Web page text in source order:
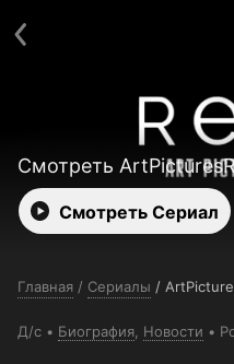
Смотреть
Смотреть Сериал
Главная / Сериалы /
Д/с Биография Новости
Открыть приложение
Установить на ТВ